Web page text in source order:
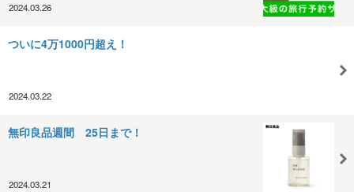
2024.03.26
ついに4万1000円超え！
2024.03.22
無印良品週間 25日まで！
2024.03.21